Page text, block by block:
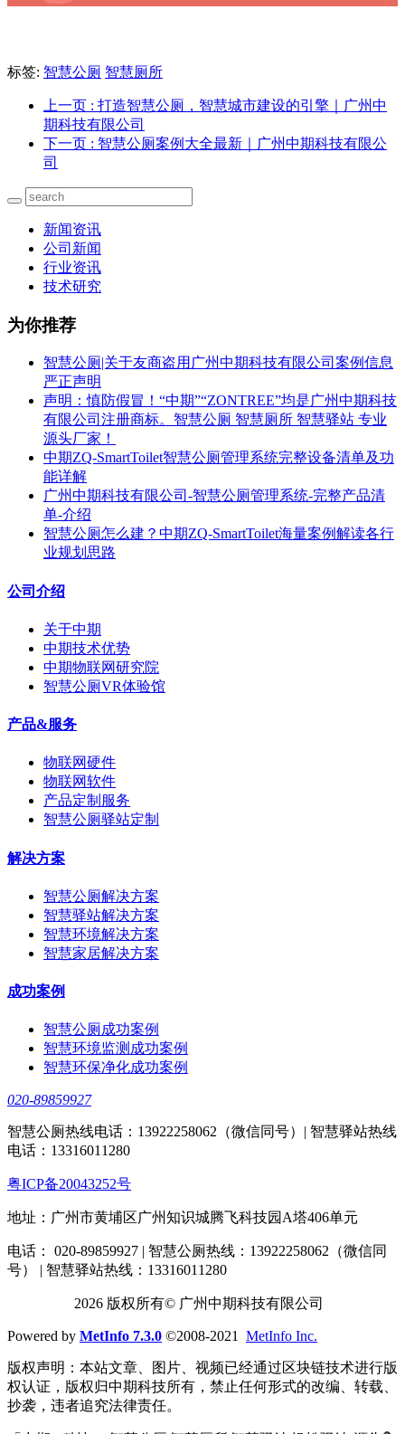
标签: 智慧公厕 智慧厕所
上一页 : 打造智慧公厕，智慧城市建设的引擎｜广州中
期科技有限公司
下一页 : 智慧公厕案例大全最新｜广州中期科技有限公
司
新闻资讯
公司新闻
行业资讯
技术研究
为你推荐
智慧公厕|关于友商盗用广州中期科技有限公司案例信息
严正声明
声明：慎防假冒！“中期”“ZONTREE”均是广州中期科技
有限公司注册商标。智慧公厕 智慧厕所 智慧驿站 专业
源头厂家！
中期ZQ-SmartToilet智慧公厕管理系统完整设备清单及功
能详解
广州中期科技有限公司-智慧公厕管理系统-完整产品清
单-介绍
智慧公厕怎么建？中期ZQ-SmartToilet海量案例解读各行
业规划思路
公司介绍
关于中期
中期技术优势
中期物联网研究院
智慧公厕VR体验馆
产品&服务
物联网硬件
物联网软件
产品定制服务
智慧公厕驿站定制
解决方案
智慧公厕解决方案
智慧驿站解决方案
智慧环境解决方案
智慧家居解决方案
成功案例
智慧公厕成功案例
智慧环境监测成功案例
智慧环保净化成功案例
020-89859927
智慧公厕热线电话：13922258062（微信同号）| 智慧驿站热线
电话：13316011280
粤ICP备20043252号
地址：广州市黄埔区广州知识城腾飞科技园A塔406单元
电话： 020-89859927 | 智慧公厕热线：13922258062（微信同
号） | 智慧驿站热线：13316011280
2026 版权所有© 广州中期科技有限公司
Powered by MetInfo 7.3.0 ©2008-2021 MetInfo Inc.
版权声明：本站文章、图片、视频已经通过区块链技术进行版
权认证，版权归中期科技所有，禁止任何形式的改编、转载、
抄袭，违者追究法律责任。